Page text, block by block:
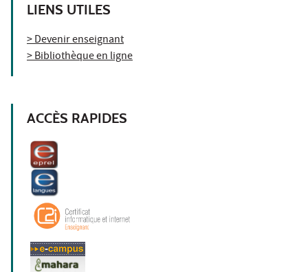
LIENS UTILES
> Devenir enseignant
> Bibliothèque en ligne
ACCÈS RAPIDES